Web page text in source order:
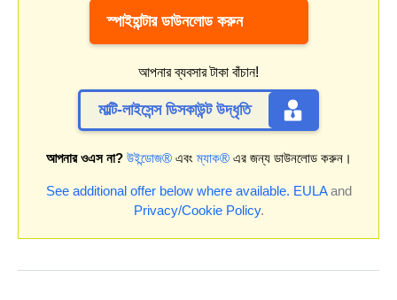
স্পাইহান্টার ডাউনলোড করুন
আপনার ব্যবসার টাকা বাঁচান!
মাল্টি-লাইসেন্স ডিসকাউন্ট উদ্ধৃতি
আপনার ওএস না? উইন্ডোজ®এবংম্যাক®এর জন্য ডাউনলোড করুন।
See additional offer below where available. EULAand
Privacy/Cookie Policy.